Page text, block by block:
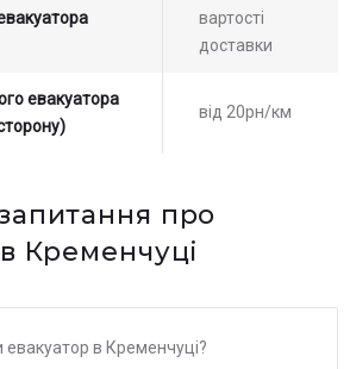
вартості
доставки
евакуатора
від 20рн/км
про
Кременчуці
евакуатор в Кременчуці?